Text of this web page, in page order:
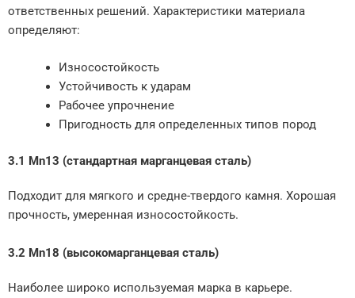
ответственных решений. Характеристики материала
определяют:
Износостойкость
Устойчивость к ударам
Рабочее упрочнение
Пригодность для определенных типов пород
3.1 Mn13 (стандартная марганцевая сталь)
Подходит для мягкого и средне-твердого камня. Хорошая
прочность, умеренная износостойкость.
3.2 Mn18 (высокомарганцевая сталь)
Наиболее широко используемая марка в карьере.